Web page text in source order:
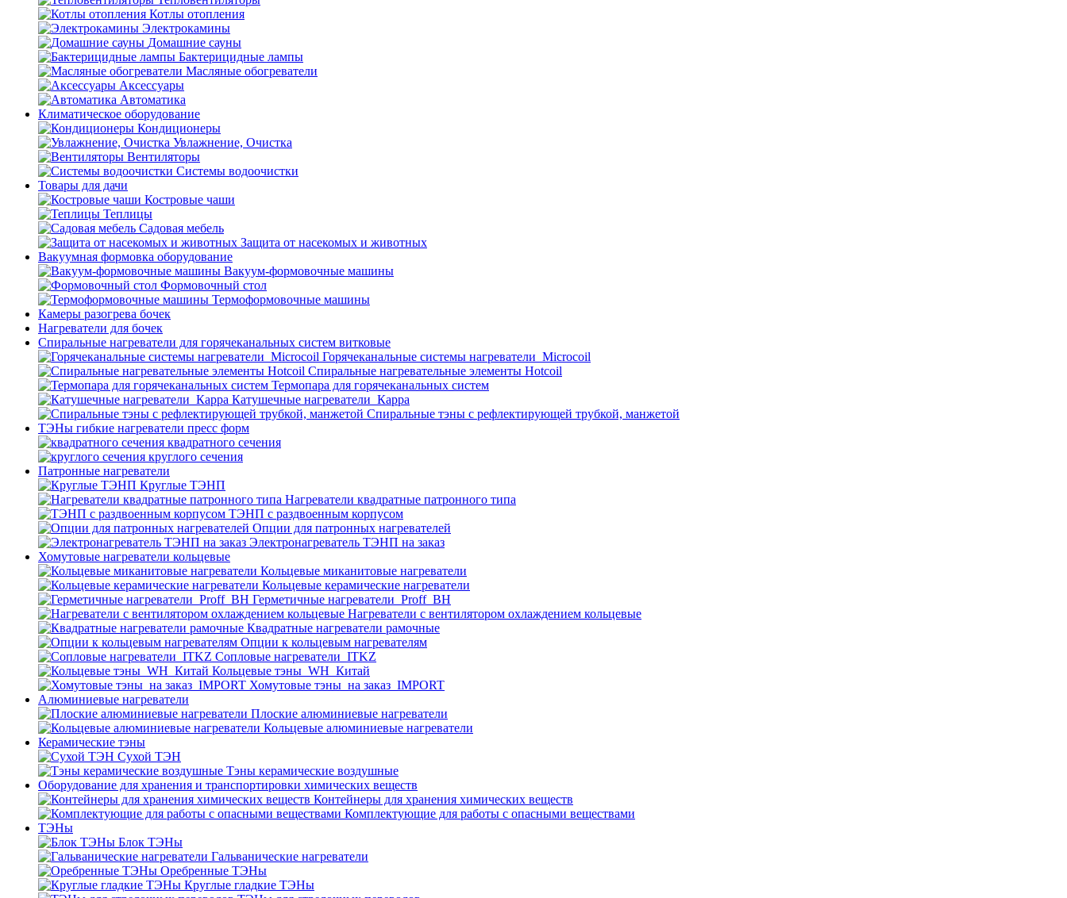
Котлы отопления
Электрокамины
Домашние сауны
Бактерицидные лампы
Масляные обогреватели
Аксессуары
Автоматика
Климатическое оборудование
Кондиционеры
Увлажнение, Очистка
Вентиляторы
Системы водоочистки
Товары для дачи
Костровые чаши
Теплицы
Садовая мебель
Защита от насекомых и животных
Вакуумная формовка оборудование
Вакуум-формовочные машины
Формовочный стол
Термоформовочные машины
Камеры разогрева бочек
Нагреватели для бочек
Спиральные нагреватели для горячеканальных систем витковые
Горячеканальные системы нагреватели_Microcoil
Спиральные нагревательные элементы Hotcoil
Термопара для горячеканальных систем
Катушечные нагреватели_Карра
Спиральные тэны с рефлектирующей трубкой, манжетой
ТЭНы гибкие нагреватели пресс форм
квадратного сечения
круглого сечения
Патронные нагреватели
Круглые ТЭНП
Нагреватели квадратные патронного типа
ТЭНП с раздвоенным корпусом
Опции для патронных нагревателей
Электронагреватель ТЭНП на заказ
Хомутовые нагреватели кольцевые
Кольцевые миканитовые нагреватели
Кольцевые керамические нагреватели
Герметичные нагреватели_Proff_BH
Нагреватели с вентилятором охлаждением кольцевые
Квадратные нагреватели рамочные
Опции к кольцевым нагревателям
Cопловые нагреватели_ITKZ
Кольцевые тэны_WH_Китай
Хомутовые тэны_на заказ_IMPORT
Алюминиевые нагреватели
Плоские алюминиевые нагреватели
Кольцевые алюминиевые нагреватели
Керамические тэны
Сухой ТЭН
Тэны керамические воздушные
Оборудование для хранения и транспортировки химических веществ
Контейнеры для хранения химических веществ
Комплектующие для работы с опасными веществами
ТЭНы
Блок ТЭНы
Гальванические нагреватели
Оребренные ТЭНы
Круглые гладкие ТЭНы